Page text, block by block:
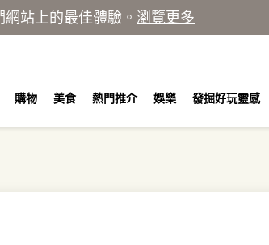
站上的最佳體驗。 瀏覽更多
購物 美食 熱門推介 娛樂 發掘好玩靈感